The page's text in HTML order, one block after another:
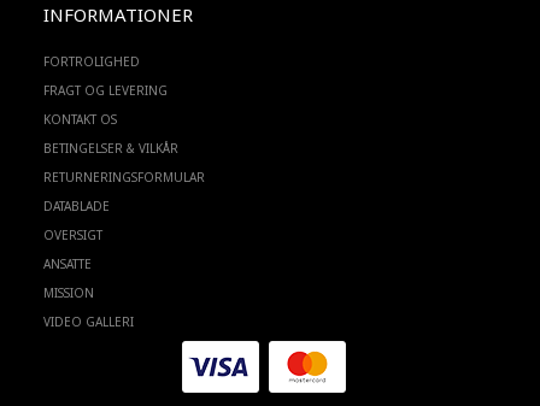
INFORMATIONER
FORTROLIGHED
FRAGT OG LEVERING
KONTAKT OS
BETINGELSER & VILKÅR
RETURNERINGSFORMULAR
DATABLADE
OVERSIGT
ANSATTE
MISSION
VIDEO GALLERI